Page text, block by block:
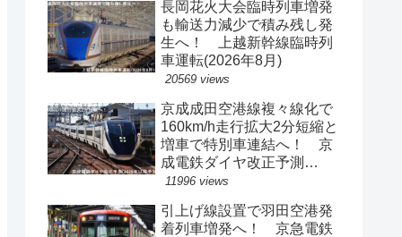
長岡花火大会臨時列車増発
も輸送力減少で積み残し発
生へ！ 上越新幹線臨時列
車運転(2026年8月)
20569 views
京成成田空港線複々線化で
160km/h走行拡大2分短縮と
増車で特別車連結へ！ 京
成電鉄ダイヤ改正予測
(2029年以降予定)
11996 views
引上げ線設置で羽田空港発
着列車増発へ！ 京急電鉄